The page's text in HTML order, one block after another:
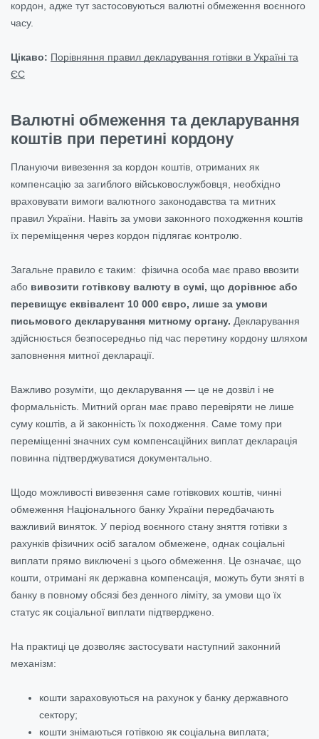
кордон, адже тут застосовуються валютні обмеження воєнного
часу.
Цікаво: Порівняння правил декларування готівки в Україні та
ЄС
Валютні обмеження та декларування
коштів при перетині кордону
Плануючи вивезення за кордон коштів, отриманих як
компенсацію за загиблого військовослужбовця, необхідно
враховувати вимоги валютного законодавства та митних
правил України. Навіть за умови законного походження коштів
їх переміщення через кордон підлягає контролю.
Загальне правило є таким: фізична особа має право ввозити
або вивозити готівкову валюту в сумі, що дорівнює або
перевищує еквівалент 10 000 євро, лише за умови
письмового декларування митному органу. Декларування
здійснюється безпосередньо під час перетину кордону шляхом
заповнення митної декларації.
Важливо розуміти, що декларування — це не дозвіл і не
формальність. Митний орган має право перевіряти не лише
суму коштів, а й законність їх походження. Саме тому при
переміщенні значних сум компенсаційних виплат декларація
повинна підтверджуватися документально.
Щодо можливості вивезення саме готівкових коштів, чинні
обмеження Національного банку України передбачають
важливий виняток. У період воєнного стану зняття готівки з
рахунків фізичних осіб загалом обмежене, однак соціальні
виплати прямо виключені з цього обмеження. Це означає, що
кошти, отримані як державна компенсація, можуть бути зняті в
банку в повному обсязі без денного ліміту, за умови що їх
статус як соціальної виплати підтверджено.
На практиці це дозволяє застосувати наступний законний
механізм:
кошти зараховуються на рахунок у банку державного
сектору;
кошти знімаються готівкою як соціальна виплата;